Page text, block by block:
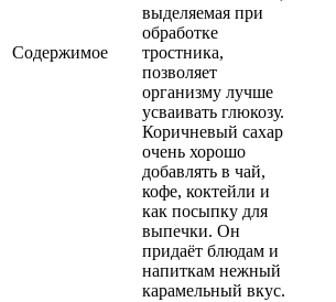
Содержимое
выделяемая при
обработке
тростника,
позволяет
организму лучше
усваивать глюкозу.
Коричневый сахар
очень хорошо
добавлять в чай,
кофе, коктейли и
как посыпку для
выпечки. Он
придаёт блюдам и
напиткам нежный
карамельный вкус.